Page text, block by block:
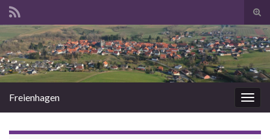
Search for:
Freienhagen